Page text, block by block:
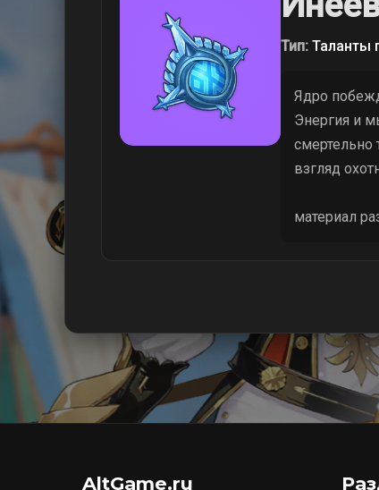
Тип: Таланты
Ядро
Энергия и
смертельно
взгляд
материал
AltGame.ru